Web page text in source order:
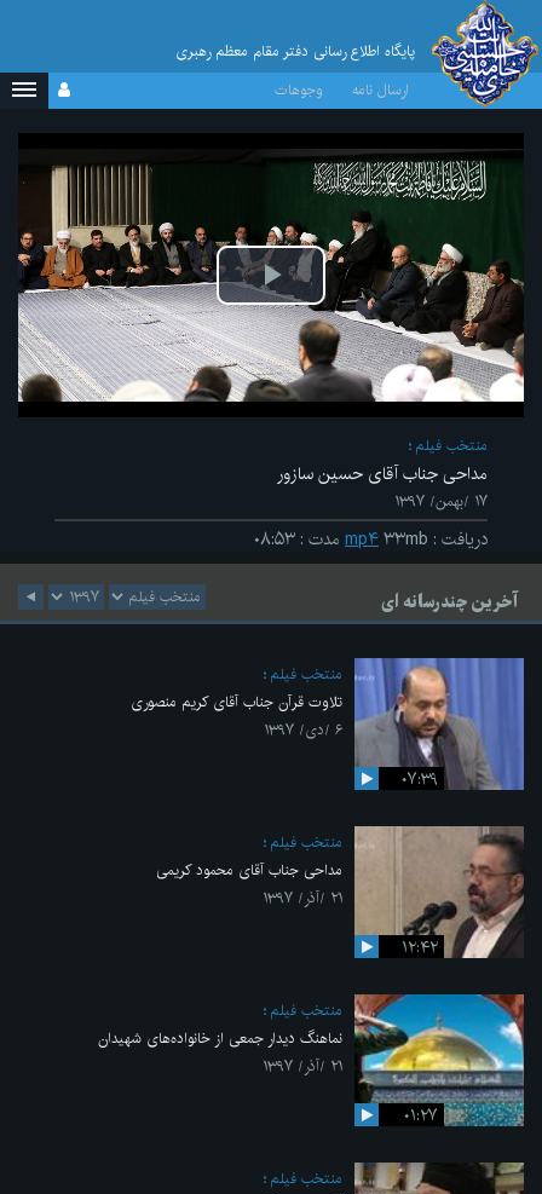
پایگاه اطلاع رسانی دفتر مقام معظم رهبری
ارسال نامه
وجوهات
پخش
ویدیو
منتخب فیلم
مداحی جناب آقای حسین سازور
۱۷ /بهمن/ ۱۳۹۷
دریافت : mp۴۳۳mb مدت : ۰۸:۵۳
آخرین چندرسانه ای
۰۷:۳۹
منتخب فیلم
تلاوت قرآن جناب آقای کریم منصوری
۶ /دی/ ۱۳۹۷
۱۲:۴۲
منتخب فیلم
مداحی جناب آقای محمود کریمی
۲۱ /آذر/ ۱۳۹۷
۰۱:۲۷
منتخب فیلم
نماهنگ دیدار جمعی از خانواده‌های شهیدان
۲۱ /آذر/ ۱۳۹۷
منتخب فیلم